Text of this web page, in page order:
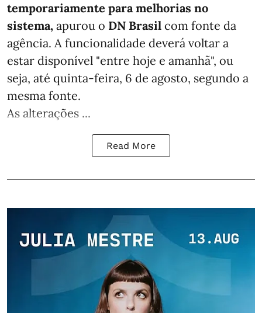
temporariamente para melhorias no
sistema, apurou o DN Brasil com fonte da
agência. A funcionalidade deverá voltar a
estar disponível "entre hoje e amanhã", ou
seja, até quinta-feira, 6 de agosto, segundo a
mesma fonte.
As alterações ...
Read More